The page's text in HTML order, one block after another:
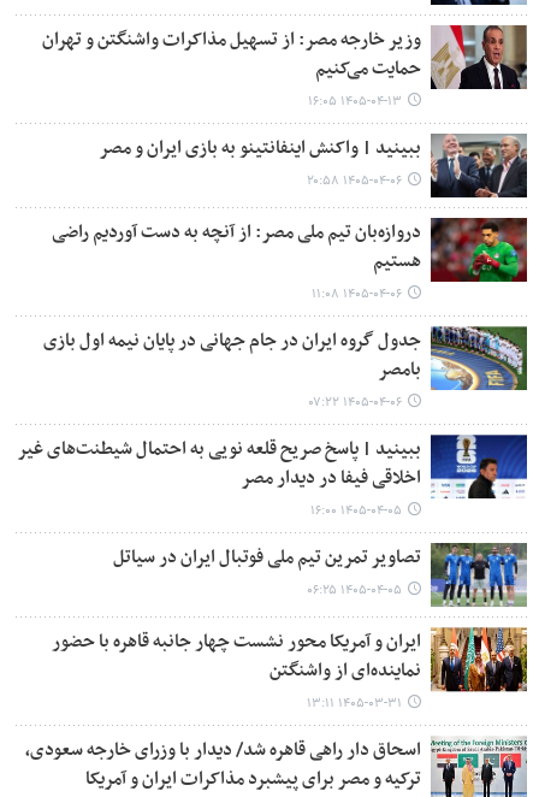
وزیر خارجه مصر: از تسهیل مذاکرات واشنگتن و تهران
حمایت می‌کنیم
۱۴۰۵-۰۴-۱۳ ۱۶:۰۵
ببینید | واکنش اینفانتینو به بازی ایران و مصر
۱۴۰۵-۰۴-۰۶ ۲۰:۵۸
دروازه‌بان تیم ملی مصر: از آنچه به دست آوردیم راضی
هستیم
۱۴۰۵-۰۴-۰۶ ۱۱:۰۸
جدول گروه ایران در جام جهانی در پایان نیمه اول بازی
بامصر
۱۴۰۵-۰۴-۰۶ ۰۷:۲۲
ببینید | پاسخ صریح قلعه نویی به احتمال شیطنت‌های غیر
اخلاقی فیفا در دیدار مصر
۱۴۰۵-۰۴-۰۵ ۱۶:۰۰
تصاویر تمرین تیم ملی فوتبال ایران در سیاتل
۱۴۰۵-۰۴-۰۵ ۰۶:۲۵
ایران و آمریکا محور نشست چهار جانبه قاهره با حضور
نماینده‌ای از واشنگتن
۱۴۰۵-۰۳-۳۱ ۱۳:۱۱
اسحاق‌ دار راهی قاهره شد/ دیدار با وزرای خارجه سعودی،
ترکیه و مصر برای پیشبرد مذاکرات ایران و آمریکا